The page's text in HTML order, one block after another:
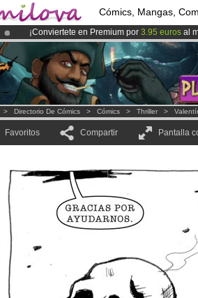
Cómics, Mangas,
¡Conviertete en Premium por 3.95 euros al
¡Ya tenemos 100000miembrosy 1000
El Kickstarter Amilova está desormado
> Directorio De Cómics > Cómics > Thriller >
Favoritos Compartir Pantalla